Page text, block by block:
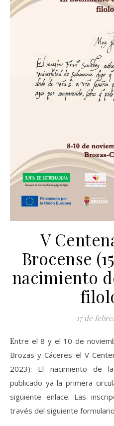
V
Brocense
nacimiento
17 de
Entre el 8 y el 10 de noviembre de 2023 tendrá lugar en
Brozas y Cáceres el V
2023): El nacimiento de
publicado ya la primera
siguiente enlace. Las
través del siguiente